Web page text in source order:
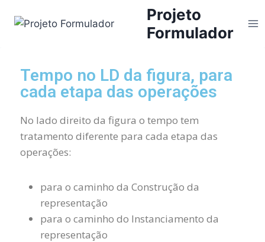
Projeto
Formulador
Tempo no LD da figura, para
cada etapa das operações
No lado direito da figura o tempo tem
tratamento diferente para cada etapa das
operações:
para o caminho da Construção da
representação
para o caminho do Instanciamento da
representação